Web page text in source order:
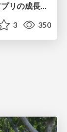
Workflows から Agents へ ~ 生成 AI アプリの成長過程とアプローチ~
3 350